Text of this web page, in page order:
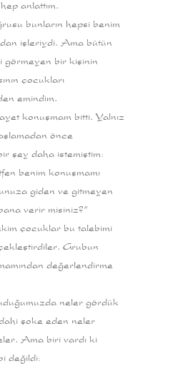
anlattım.
hepsi benim
işleriydi. Ama bütün
görmeyen bir kişinin
çocukları
emindim.
bitti. Yalnız
önce
şey daha istemiştim:
konuşmamı
giden ve gitmeyen
verir misiniz?”
çocuklar bu talebimi
Grubun
değerlendirme
neler gördük
şoke eden neler
Ama biri vardı ki
değildi: